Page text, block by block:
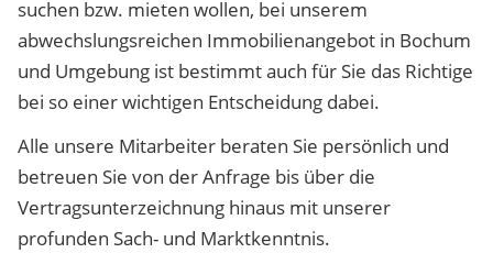
suchen bzw. mieten wollen, bei unserem
abwechslungsreichen Immobilienangebot in Bochum
und Umgebung ist bestimmt auch für Sie das Richtige
bei so einer wichtigen Entscheidung dabei.
Alle unsere Mitarbeiter beraten Sie persönlich und
betreuen Sie von der Anfrage bis über die
Vertragsunterzeichnung hinaus mit unserer
profunden Sach- und Marktkenntnis.